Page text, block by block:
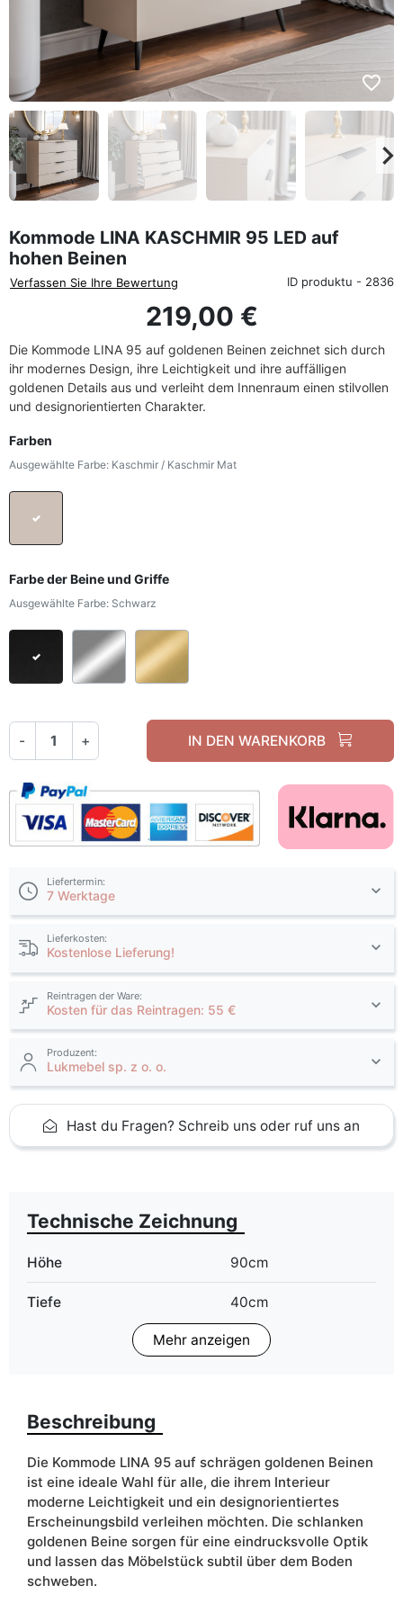
favorite_border
Zurück
Kommode LINA KASCHMIR 95 LED auf
hohen Beinen
Verfassen Sie Ihre Bewertung ID produktu - 2836
219,00 €
Die Kommode LINA 95 auf goldenen Beinen zeichnet sich durch
ihr modernes Design, ihre Leichtigkeit und ihre auffälligen
goldenen Details aus und verleiht dem Innenraum einen stilvollen
und designorientierten Charakter.
Farben
Ausgewählte Farbe: Kaschmir / Kaschmir Mat
Kaschmir / Kaschmir Mat
Farbe der Beine und Griffe
Ausgewählte Farbe: Schwarz
Schwarz Silber Chrom
- + IN DEN WARENKORB
Liefertermin:
7 Werktage
Lieferkosten:
Kostenlose Lieferung!
Reintragen der Ware:
Kosten für das Reintragen: 55 €
Produzent:
Lukmebel sp. z o. o.
Hast du Fragen? Schreib uns oder ruf uns an
Technische Zeichnung
Höhe 90cm
Tiefe 40cm
LED Beleuchtung Im Preis
Farbe
Schubladen ja
Breite 95cm
ean13 5906213904201
Liefertermin:
Mehr anzeigen
Beschreibung
Die Kommode LINA 95 auf schrägen goldenen Beinen
ist eine ideale Wahl für alle, die ihrem Interieur
moderne Leichtigkeit und ein designorientiertes
Erscheinungsbild verleihen möchten. Die schlanken
goldenen Beine sorgen für eine eindrucksvolle Optik
und lassen das Möbelstück subtil über dem Boden
schweben.